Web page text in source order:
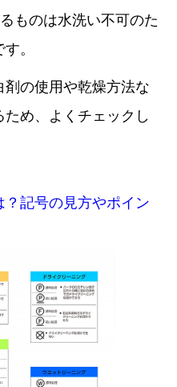
ものは水洗い不可のた
。
の使用や乾燥方法な
め、よくチェックし
記号の見方やポイン